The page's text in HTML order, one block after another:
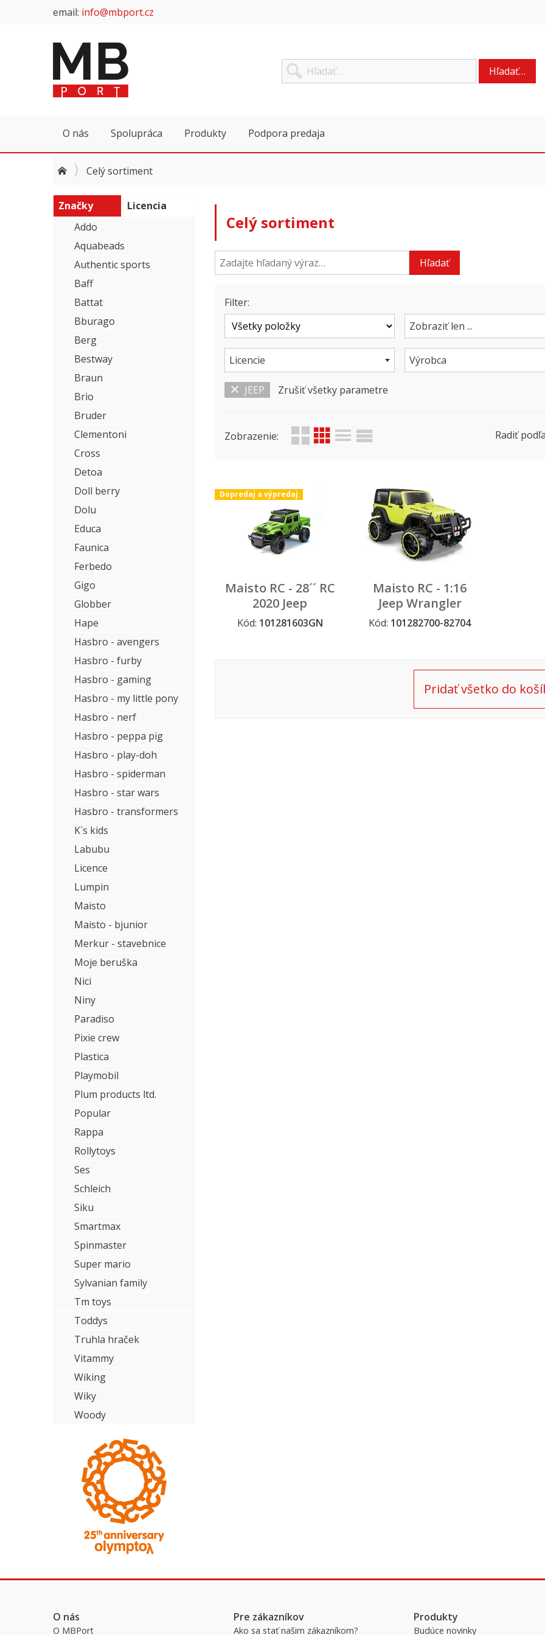
email: info@mbport.cz
Hľadať…
O nás Spolupráca Produkty Podpora predaja
Celý sortiment
Značky
Licencia
Addo
Aquabeads
Authentic sports
Baff
Battat
Bburago
Berg
Bestway
Braun
Brio
Bruder
Clementoni
Cross
Detoa
Doll berry
Dolu
Educa
Faunica
Ferbedo
Gigo
Globber
Hape
Hasbro - avengers
Hasbro - furby
Hasbro - gaming
Hasbro - my little pony
Hasbro - nerf
Hasbro - peppa pig
Hasbro - play-doh
Hasbro - spiderman
Hasbro - star wars
Hasbro - transformers
K´s kids
Labubu
Licence
Lumpin
Maisto
Maisto - bjunior
Merkur - stavebnice
Moje beruška
Nici
Niny
Paradiso
Pixie crew
Plastica
Playmobil
Plum products ltd.
Popular
Rappa
Rollytoys
Ses
Schleich
Siku
Smartmax
Spinmaster
Super mario
Sylvanian family
Tm toys
Toddys
Truhla hraček
Vitammy
Wiking
Wiky
Woody
Celý sortiment
Hľadať
Filter:
Zobraziť len ...
Licencie Výrobca
JEEP Zrušiť všetky parametre
Zobrazenie: Radiť
Maisto RC - 28´´ RC
2020 Jeep
Gladiator, zelený
Dopredaj a výpredaj
Kód: 101281603GN
Dopredaj a výpredaj
Maisto RC - 1:16
Jeep Wrangler
Rubicon Off-Road
Kód: 101282700-82704
Pridať všetko do
O nás
O MBPort
Pre zákazníkov
Ako sa stať našim zákazníkom?
Produkty
Budúce novinky